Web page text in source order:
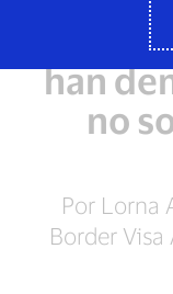
Los
han
no
Por Lorna
Border